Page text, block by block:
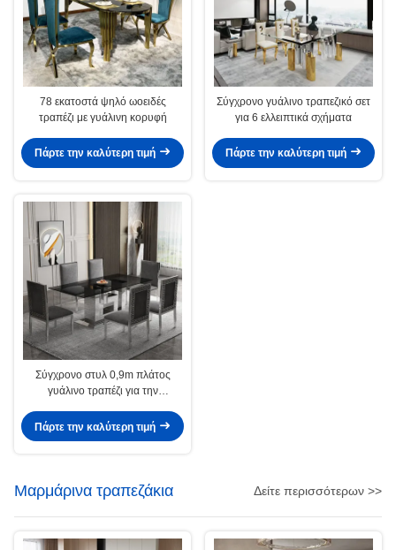
78 εκατοστά ψηλό ωοειδές
τραπέζι με γυάλινη κορυφή
Πάρτε την καλύτερη τιμή
Σύγχρονο γυάλινο τραπεζικό σετ
για 6 ελλειπτικά σχήματα
Πάρτε την καλύτερη τιμή
Σύγχρονο στυλ 0,9m πλάτος
γυάλινο τραπέζι για την
Πάρτε την καλύτερη τιμή
Μαρμάρινα τραπεζάκια Δείτε περισσότερων >>